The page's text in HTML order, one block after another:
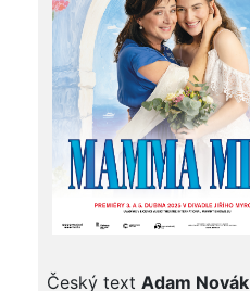
Český text Adam Novák